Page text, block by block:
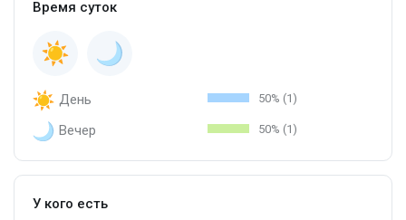
Время суток
День 50% (1)
Вечер 50% (1)
У кого есть